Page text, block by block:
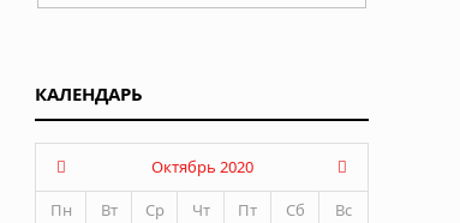
КАЛЕНДАРЬ
Октябрь 2020
Пн
Вт Ср Чт Пт Сб Вс